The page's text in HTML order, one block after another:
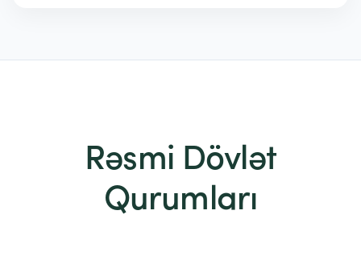
Rəsmi Dövlət
Qurumları